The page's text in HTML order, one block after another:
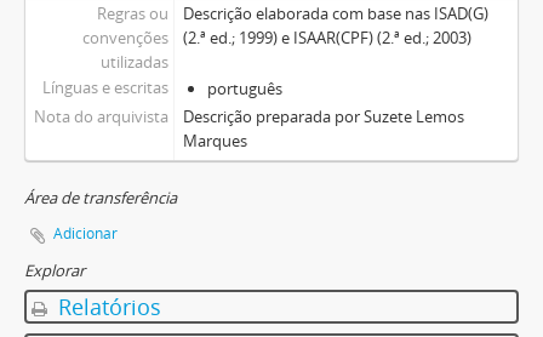
Regras ou
convenções
utilizadas
Descrição elaborada com base nas ISAD(G)
(2.ª ed.; 1999) e ISAAR(CPF) (2.ª ed.; 2003)
Línguas e escritas
português
Nota do arquivista
Descrição preparada por Suzete Lemos
Marques
Área de transferência
Adicionar
Explorar
Relatórios